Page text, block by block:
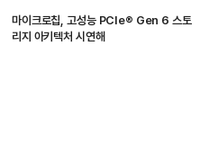
마이크로칩, 고성능 PCIe® Gen 6 스토
리지 아키텍처 시연해